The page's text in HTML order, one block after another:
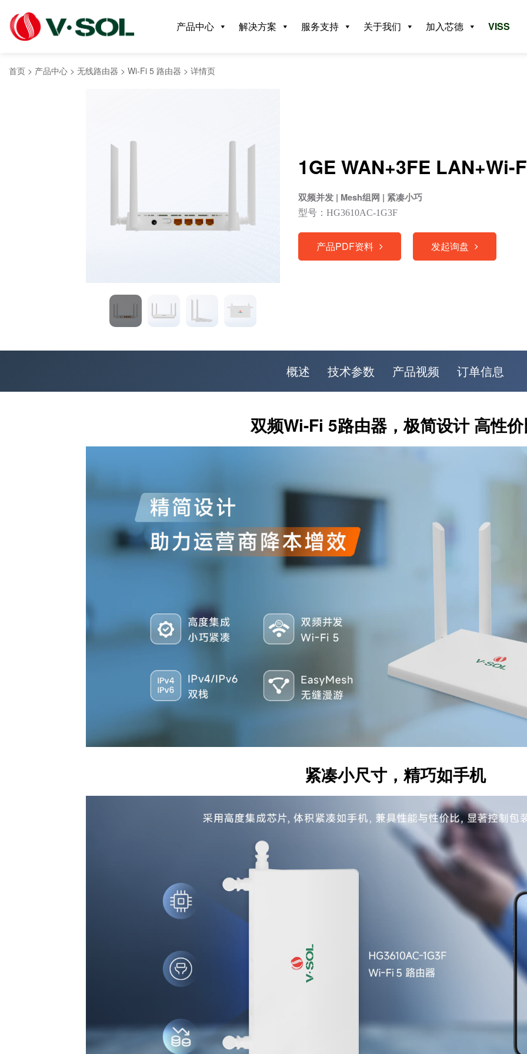
产品中心 解决方案 服务支持 关于我们 加入芯德 VISS
首页 > 产品中心 > 无线路由器 > Wi-Fi 5 路由器 > 详情页
1GE WAN+3FE LAN+Wi-
双频并发 | Mesh组网 | 紧凑小巧
型号：HG3610AC-1G3F
产品PDF资料 发起询盘
概述 技术参数 产品视频 订单信息
双频Wi-Fi 5路由器，极简设计 高性
紧凑小尺寸，精巧如手机